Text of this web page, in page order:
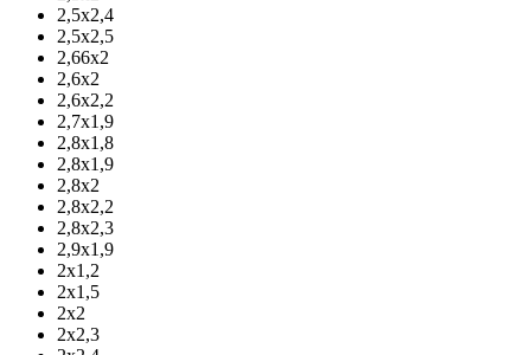
2,5х2,4
2,5х2,5
2,66х2
2,6х2
2,6х2,2
2,7х1,9
2,8х1,8
2,8х1,9
2,8х2
2,8х2,2
2,8х2,3
2,9х1,9
2х1,2
2х1,5
2х2
2х2,3